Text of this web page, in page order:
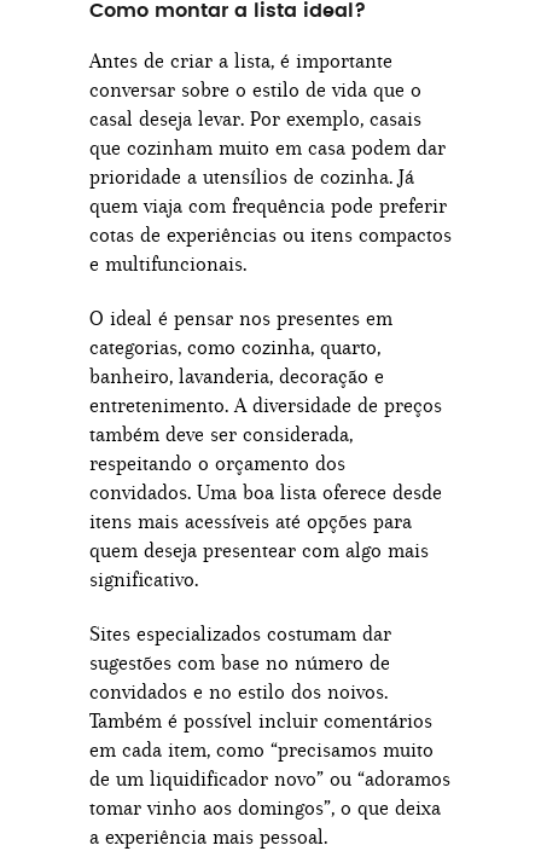
Como montar a lista ideal?
Antes de criar a lista, é importante
conversar sobre o estilo de vida que o
casal deseja levar. Por exemplo, casais
que cozinham muito em casa podem dar
prioridade a utensílios de cozinha. Já
quem viaja com frequência pode preferir
cotas de experiências ou itens compactos
e multifuncionais.
O ideal é pensar nos presentes em
categorias, como cozinha, quarto,
banheiro, lavanderia, decoração e
entretenimento. A diversidade de preços
também deve ser considerada,
respeitando o orçamento dos
convidados. Uma boa lista oferece desde
itens mais acessíveis até opções para
quem deseja presentear com algo mais
significativo.
Sites especializados costumam dar
sugestões com base no número de
convidados e no estilo dos noivos.
Também é possível incluir comentários
em cada item, como “precisamos muito
de um liquidificador novo” ou “adoramos
tomar vinho aos domingos”, o que deixa
a experiência mais pessoal.